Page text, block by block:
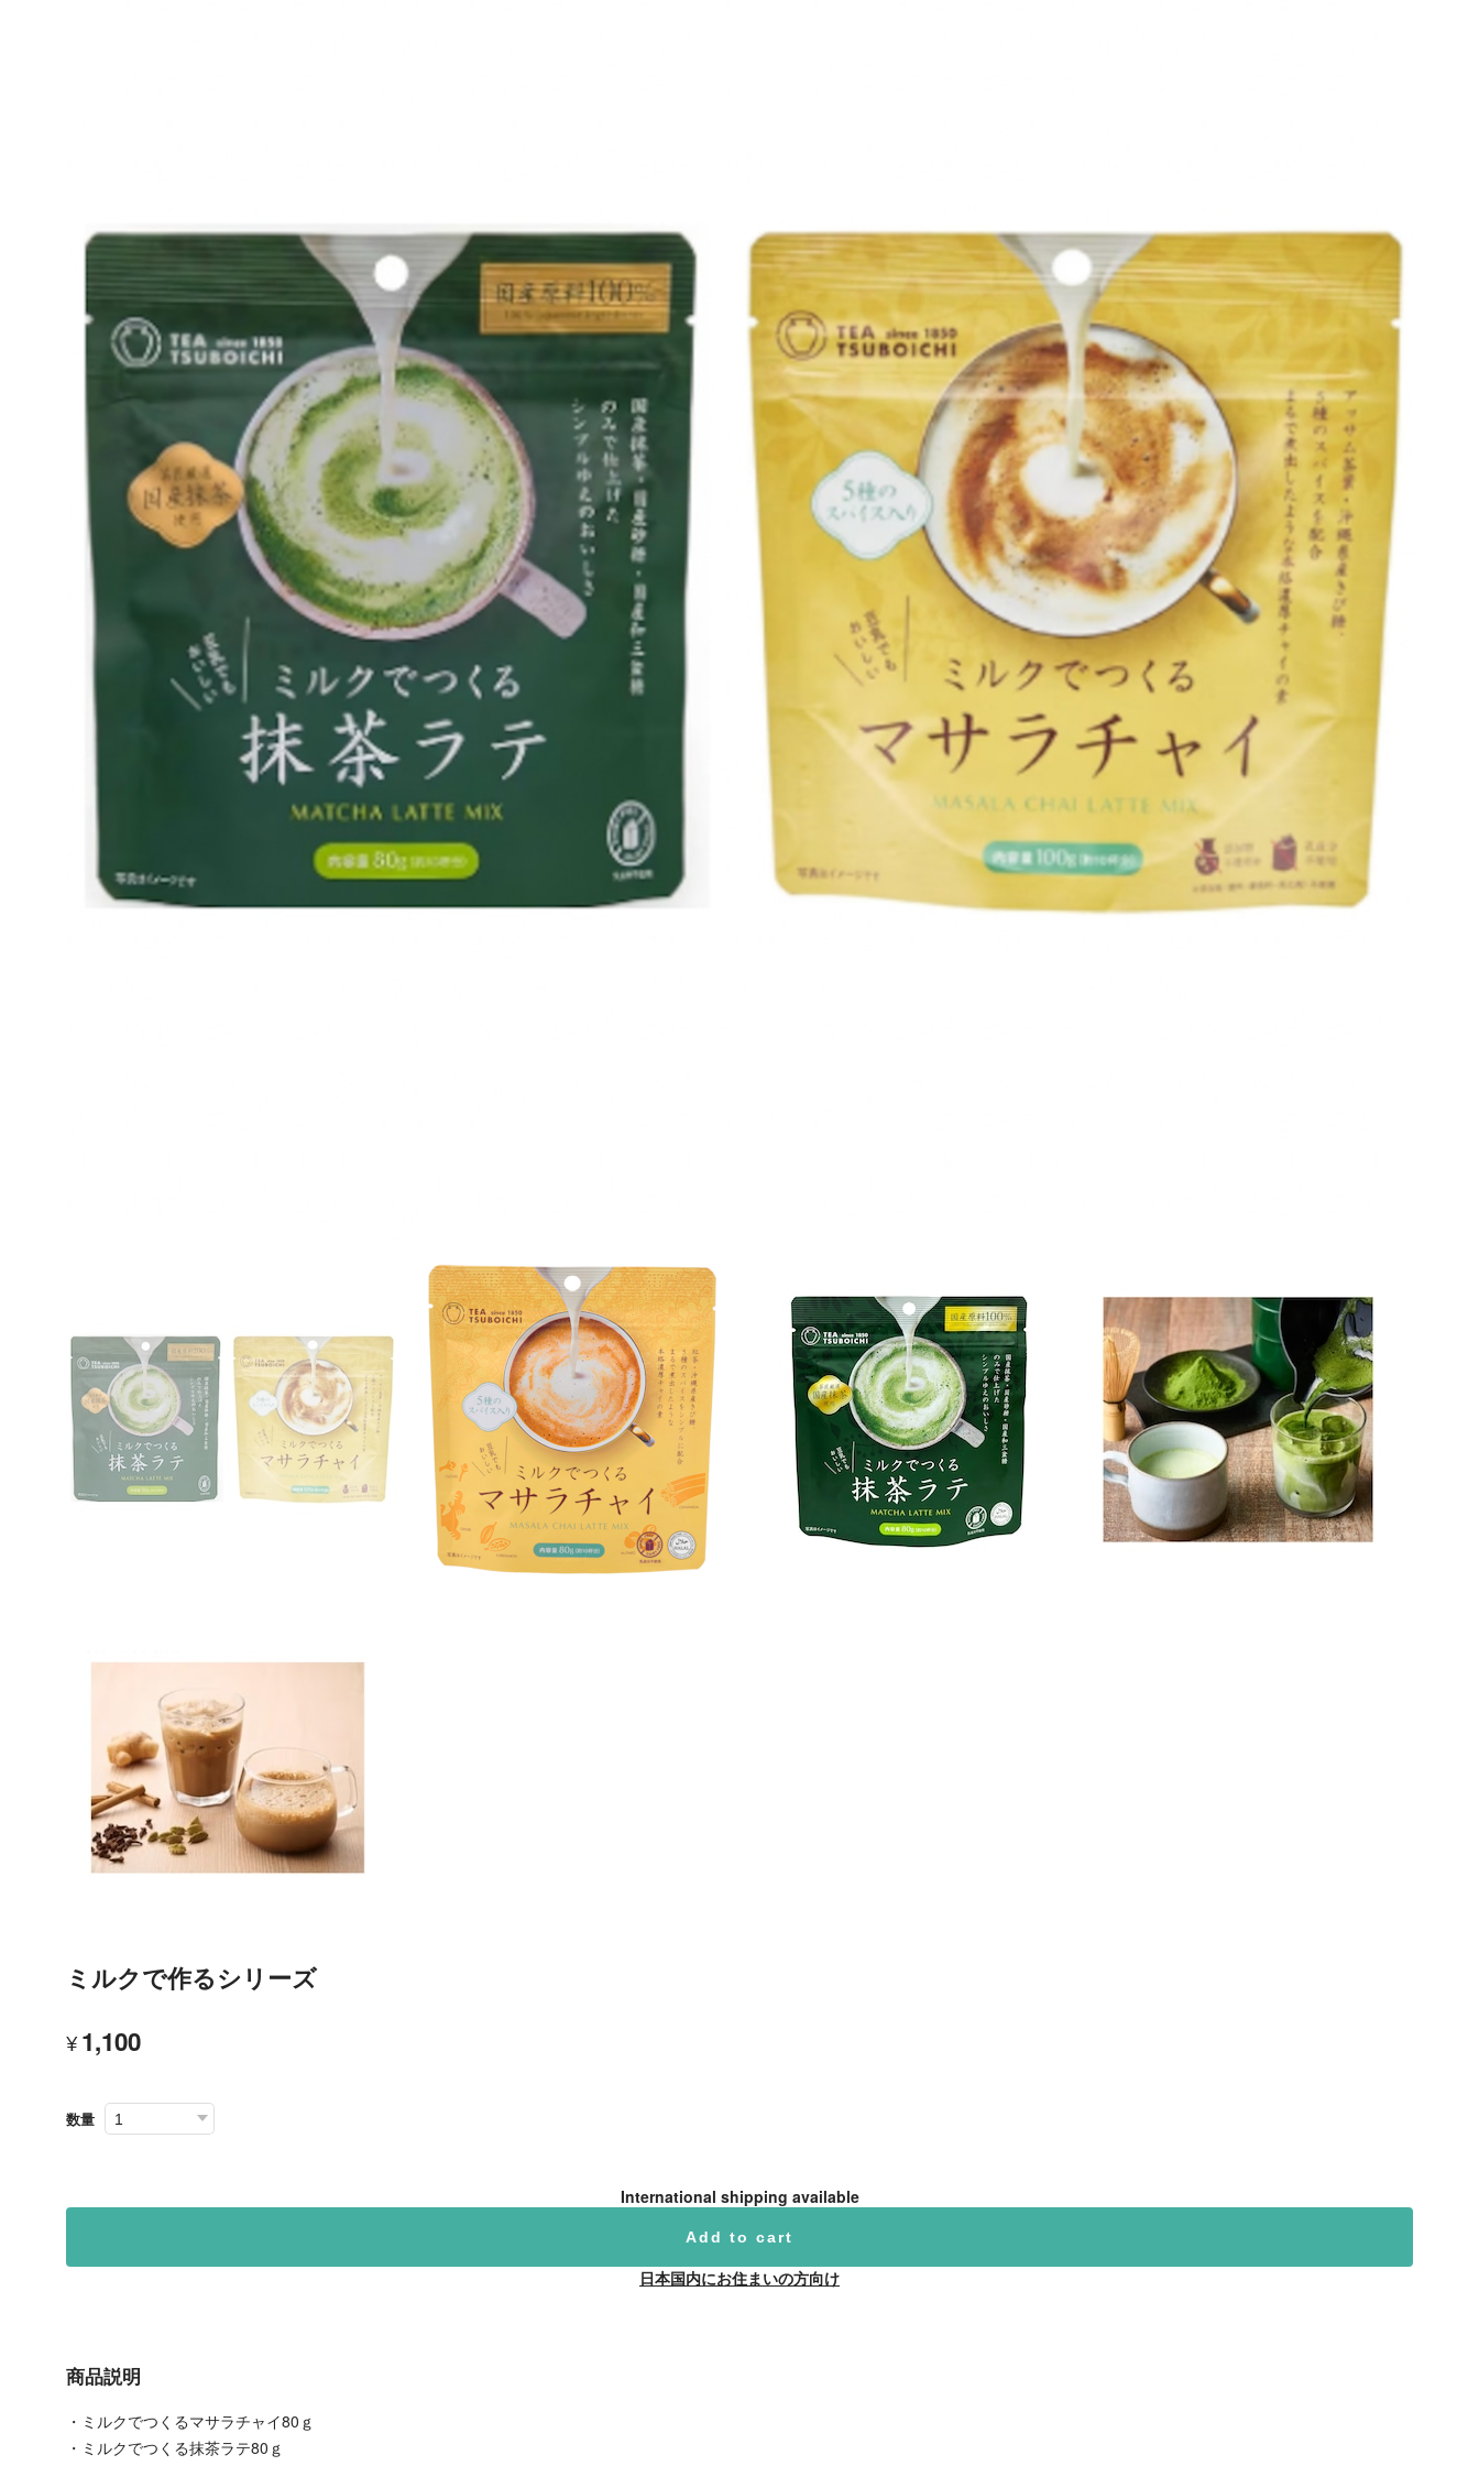
ミルクで作るシリーズ
¥1,100
数量
International shipping available
Add to cart
日本国内にお住まいの方向け
商品説明
・ミルクでつくるマサラチャイ80ｇ
・ミルクでつくる抹茶ラテ80ｇ